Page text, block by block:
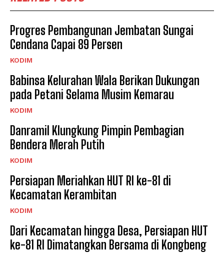
Progres Pembangunan Jembatan Sungai
Cendana Capai 89 Persen
KODIM
Babinsa Kelurahan Wala Berikan Dukungan
pada Petani Selama Musim Kemarau
KODIM
Danramil Klungkung Pimpin Pembagian
Bendera Merah Putih
KODIM
Persiapan Meriahkan HUT RI ke-81 di
Kecamatan Kerambitan
KODIM
Dari Kecamatan hingga Desa, Persiapan HUT
ke-81 RI Dimatangkan Bersama di Kongbeng